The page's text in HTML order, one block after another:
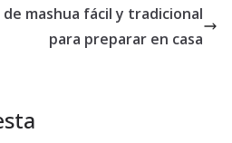
mashua fácil y tradicional
para preparar en casa